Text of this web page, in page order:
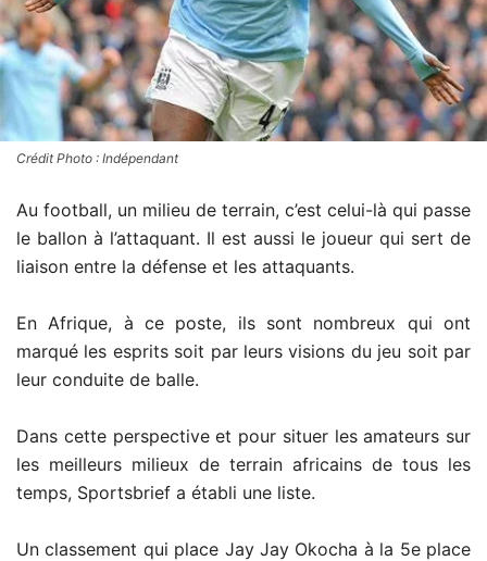
Crédit Photo : Indépendant
Au football, un milieu de terrain, c’est celui-là qui passe
le ballon à l’attaquant. Il est aussi le joueur qui sert de
liaison entre la défense et les attaquants.
En Afrique, à ce poste, ils sont nombreux qui ont
marqué les esprits soit par leurs visions du jeu soit par
leur conduite de balle.
Dans cette perspective et pour situer les amateurs sur
les meilleurs milieux de terrain africains de tous les
temps, Sportsbrief a établi une liste.
Un classement qui place Jay Jay Okocha à la 5e place